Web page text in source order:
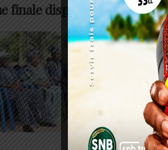
finale disputée, une
@Togo Presse
La
les
3e